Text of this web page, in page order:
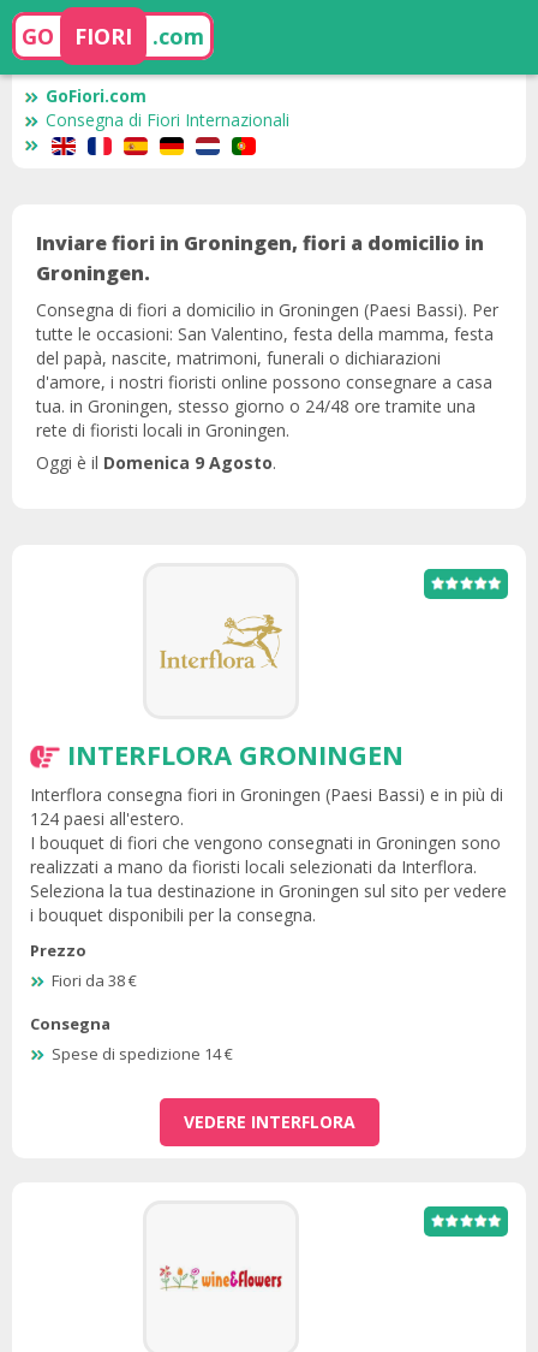
GO FIORI .com
GoFiori.com
Consegna di Fiori Internazionali
Inviare fiori in Groningen, fiori a domicilio in
Groningen.
Consegna di fiori a domicilio in Groningen (Paesi Bassi). Per
tutte le occasioni: San Valentino, festa della mamma, festa
del papà, nascite, matrimoni, funerali o dichiarazioni
d'amore, i nostri fioristi online possono consegnare a casa
tua. in Groningen, stesso giorno o 24/48 ore tramite una
rete di fioristi locali in Groningen.
Oggi è il Domenica 9 Agosto.
INTERFLORA GRONINGEN
Interflora consegna fiori in Groningen (Paesi Bassi) e in più di
124 paesi all'estero.
I bouquet di fiori che vengono consegnati in Groningen sono
realizzati a mano da fioristi locali selezionati da Interflora.
Seleziona la tua destinazione in Groningen sul sito per vedere
i bouquet disponibili per la consegna.
Prezzo
Fiori da 38 €
Consegna
Spese di spedizione 14 €
VEDERE INTERFLORA